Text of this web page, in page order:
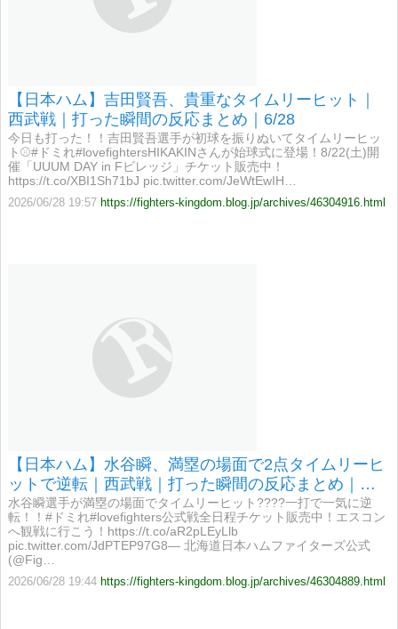
【日本ハム】吉田賢吾、貴重なタイムリーヒット｜
西武戦｜打った瞬間の反応まとめ｜6/28
今日も打った！！吉田賢吾選手が初球を振りぬいてタイムリーヒッ
ト⚾#ドミれ#lovefightersHIKAKINさんが始球式に登場！8/22(土)開
催「UUUM DAY in Fビレッジ」チケット販売中！
https://t.co/XBI1Sh71bJ pic.twitter.com/JeWtEwIH…
2026/06/28 19:57 https://fighters-kingdom.blog.jp/archives/46304916.html
【日本ハム】水谷瞬、満塁の場面で2点タイムリーヒ
ットで逆転｜西武戦｜打った瞬間の反応まとめ｜
6/28
水谷瞬選手が満塁の場面でタイムリーヒット????一打で一気に逆
転！！#ドミれ#lovefighters公式戦全日程チケット販売中！エスコン
へ観戦に行こう！https://t.co/aR2pLEyLlb
pic.twitter.com/JdPTEP97G8— 北海道日本ハムファイターズ公式
(@Fig…
2026/06/28 19:44 https://fighters-kingdom.blog.jp/archives/46304889.html